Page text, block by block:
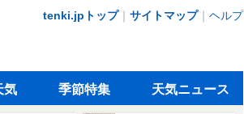
tenki.jpトップ｜ サイトマップ｜ ヘルプ
気 季節特集 天気ニュース